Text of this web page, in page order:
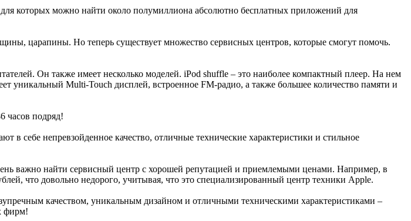
которых можно найти около полумиллиона абсолютно бесплатных приложений для
царапины. Но теперь существует множество сервисных центров, которые смогут помочь.
Он также имеет несколько моделей. iPod shuffle – это наиболее компактный плеер. На нем
уникальный Multi-Touch дисплей, встроенное FM-радио, а также большее количество памяти и
часов подряд!
себе непревзойденное качество, отличные технические характеристики и стильное
важно найти сервисный центр с хорошей репутацией и приемлемыми ценами. Например, в
что довольно недорого, учитывая, что это специализированный центр техники Apple.
качеством, уникальным дизайном и отличными техническими характеристиками –
фирм!